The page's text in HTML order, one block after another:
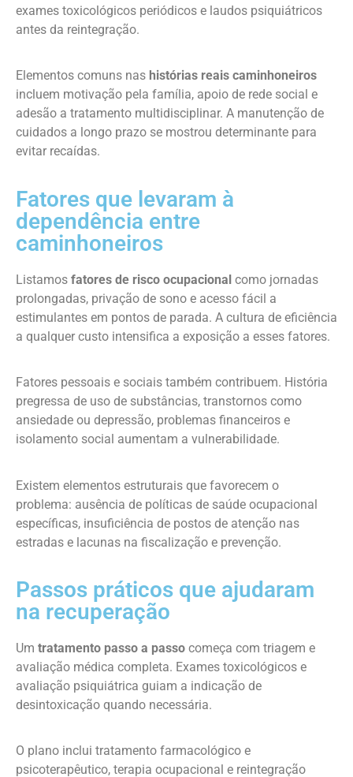
exames toxicológicos periódicos e laudos psiquiátricos
antes da reintegração.
Elementos comuns nas histórias reais caminhoneiros
incluem motivação pela família, apoio de rede social e
adesão a tratamento multidisciplinar. A manutenção de
cuidados a longo prazo se mostrou determinante para
evitar recaídas.
Fatores que levaram à
dependência entre
caminhoneiros
Listamos fatores de risco ocupacional como jornadas
prolongadas, privação de sono e acesso fácil a
estimulantes em pontos de parada. A cultura de eficiência
a qualquer custo intensifica a exposição a esses fatores.
Fatores pessoais e sociais também contribuem. História
pregressa de uso de substâncias, transtornos como
ansiedade ou depressão, problemas financeiros e
isolamento social aumentam a vulnerabilidade.
Existem elementos estruturais que favorecem o
problema: ausência de políticas de saúde ocupacional
específicas, insuficiência de postos de atenção nas
estradas e lacunas na fiscalização e prevenção.
Passos práticos que ajudaram
na recuperação
Um tratamento passo a passo começa com triagem e
avaliação médica completa. Exames toxicológicos e
avaliação psiquiátrica guiam a indicação de
desintoxicação quando necessária.
O plano inclui tratamento farmacológico e
psicoterapêutico, terapia ocupacional e reintegração